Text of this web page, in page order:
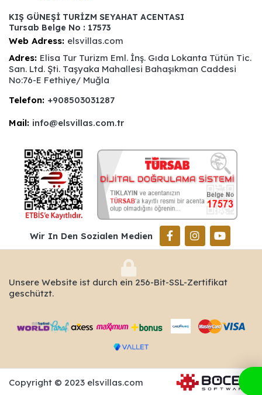
KIŞ GÜNEŞİ TURİZM SEYAHAT ACENTASI
Tursab Belge No : 17573
Web Adress: elsvillas.com
Adres: Elisa Tur Turizm Eml. İnş. Gıda Lokanta Tütün Tic.
San. Ltd. Şti. Taşyaka Mahallesi Bahaşıkman Caddesi
No:76-E Fethiye/ Muğla
Telefon: +908503031287
Mail: info@elsvillas.com.tr
Wir In Den Sozialen Medien
Unsere Website ist durch ein 256-Bit-SSL-Zertifikat
geschützt.
Copyright © 2023 elsvillas.com